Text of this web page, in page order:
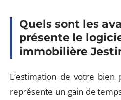
Quels sont les
présente le
immobilière
L’estimation de votre bien
représente un gain de